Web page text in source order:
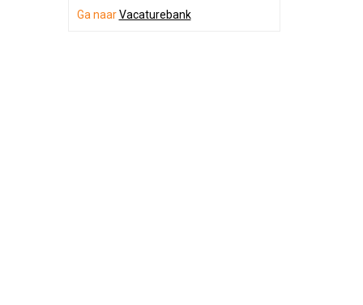
17 september 2026
Voormalig
Ga naarVacaturebank